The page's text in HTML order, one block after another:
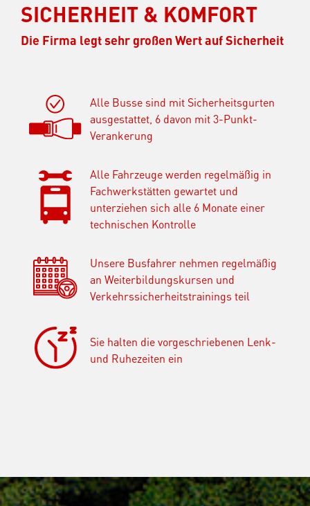
SICHERHEIT & KOMFORT
Die Firma legt sehr großen Wert auf Sicherheit
Alle Busse sind mit Sicherheitsgurten
ausgestattet, 6 davon mit 3-Punkt-
Verankerung
Alle Fahrzeuge werden regelmäßig in
Fachwerkstätten gewartet und
unterziehen sich alle 6 Monate einer
technischen Kontrolle
Unsere Busfahrer nehmen regelmäßig
an Weiterbildungskursen und
Verkehrssicherheitstrainings teil
Sie halten die vorgeschriebenen Lenk-
und Ruhezeiten ein